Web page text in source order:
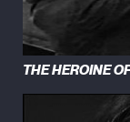
THE HEROINE